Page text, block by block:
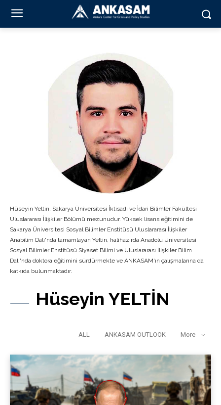
Hüseyin Yeltin, Sakarya Üniversitesi İktisadi ve İdari Bilimler Fakültesi
Uluslararası İlişkiler Bölümü mezunudur. Yüksek lisans eğitimini de
Sakarya Üniversitesi Sosyal Bilimler Enstitüsü Uluslararası İlişkiler
Anabilim Dalı'nda tamamlayan Yeltin, halihazırda Anadolu Üniversitesi
Sosyal Bilimler Enstitüsü Siyaset Bilimi ve Uluslararası İlişkiler Bilim
Dalı'nda doktora eğitimini sürdürmekte ve ANKASAM'ın çalışmalarına da
katkıda bulunmaktadır.
Hüseyin YELTİN
ALL ANKASAM OUTLOOK More